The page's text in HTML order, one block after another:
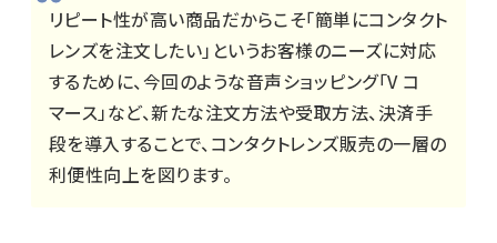
リピート性が高い商品だからこそ「簡単にコンタクト
レンズを注文したい」というお客様のニーズに対応
するために、今回のような音声ショッピング「V コ
マース」など、新たな注文方法や受取方法、決済手
段を導入することで、コンタクトレンズ販売の一層の
利便性向上を図ります。